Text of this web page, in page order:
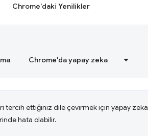
Chrome'daki Yenilikler
Chrome'da yapay zeka
tercih ettiğiniz dile çevirmek için yapay zeka
hata olabilir.